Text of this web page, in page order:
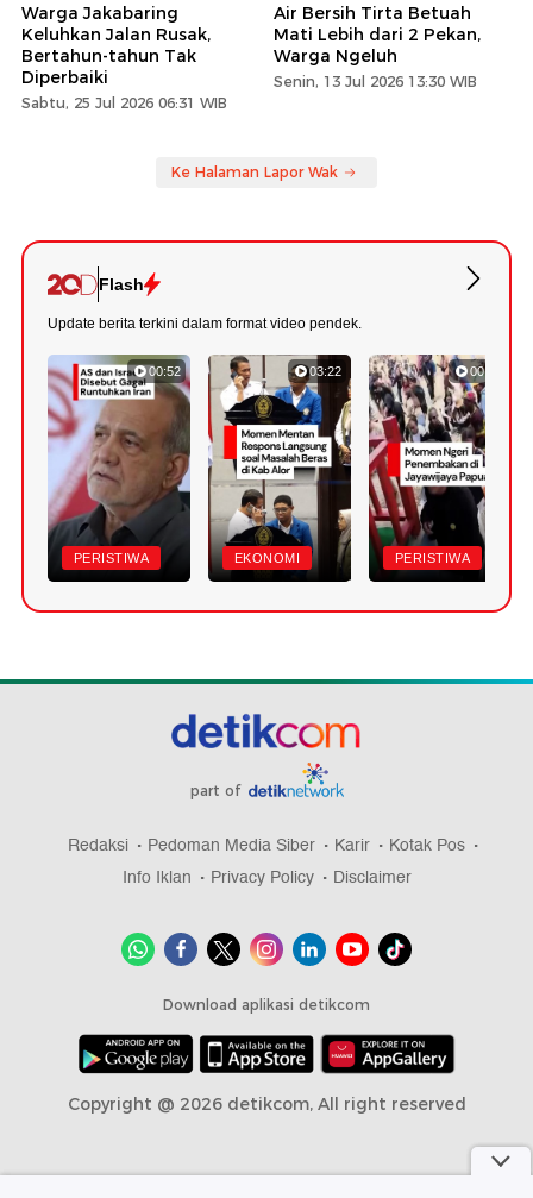
Warga Jakabaring
Keluhkan Jalan Rusak,
Bertahun-tahun Tak
Diperbaiki
Sabtu, 25 Jul 2026 06:31 WIB
Air Bersih Tirta Betuah
Mati Lebih dari 2 Pekan,
Warga Ngeluh
Senin, 13 Jul 2026 13:30 WIB
Ke Halaman Lapor Wak
Flash
Update berita terkini dalam format video pendek.
00:52
PERISTIWA
03:22
EKONOMI
00:42
PERISTIWA
part of
Redaksi Pedoman Media Siber Karir
Kotak Pos
Info Iklan
Privacy Policy Disclaimer
Download aplikasi detikcom
Copyright @ 2026 detikcom, All right reserved